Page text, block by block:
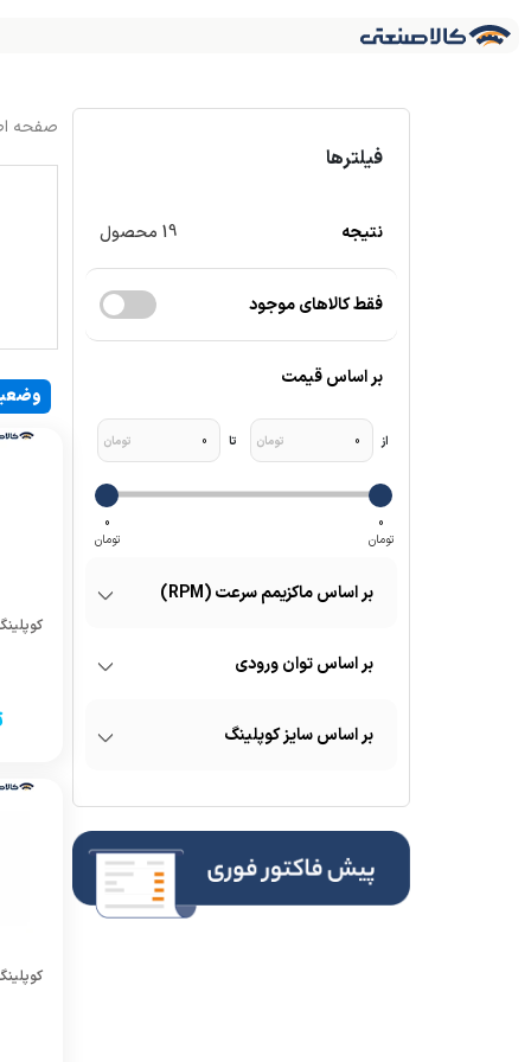
فیلترها
نتیجه 19 محصول
فقط کالاهای موجود
بر اساس قیمت
0
0
ماکزیمم سرعت (RPM)
توان ورودی
سایز کوپلینگ